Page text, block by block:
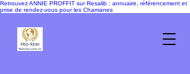
Retrouvez ANNIE PROFFIT sur Resalib : annuaire, référencement et
prise de rendez-vous pour les Chamanes